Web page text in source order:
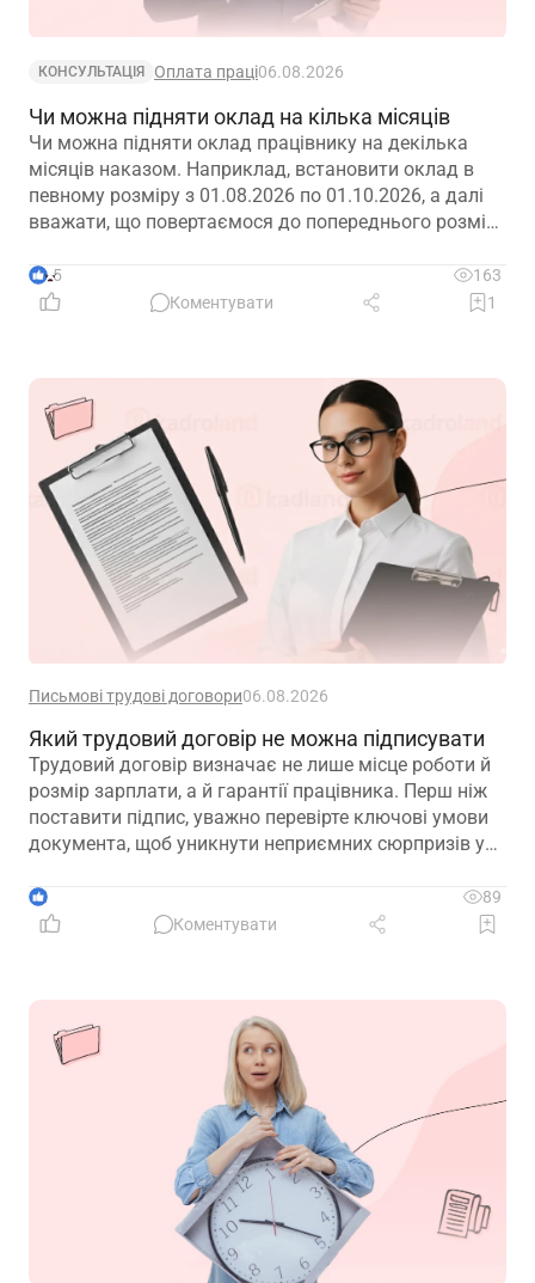
КОНСУЛЬТАЦІЯ Оплата праці06.08.2026
Чи можна підняти оклад на кілька місяців
Чи можна підняти оклад працівнику на декілька
місяців наказом. Наприклад, встановити оклад в
певному розміру з 01.08.2026 по 01.10.2026, а далі
вважати, що повертаємося до попереднього розміру
5
163
Коментувати
1
Письмові трудові договори06.08.2026
Який трудовий договір не можна підписувати
Трудовий договір визначає не лише місце роботи й
розмір зарплати, а й гарантії працівника. Перш ніж
поставити підпис, уважно перевірте ключові умови
документа, щоб уникнути неприємних сюрпризів у
1
89
Коментувати